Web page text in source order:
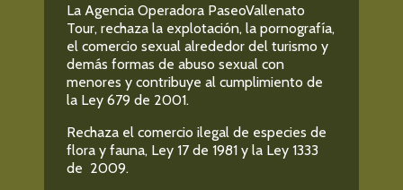
La Agencia Operadora PaseoVallenato
Tour, rechaza la explotación, la pornografía,
el comercio sexual alrededor del turismo y
demás formas de abuso sexual con
menores y contribuye al cumplimiento de
la Ley 679 de 2001.
Rechaza el comercio ilegal de especies de
flora y fauna, Ley 17 de 1981 y la Ley 1333
de 2009.